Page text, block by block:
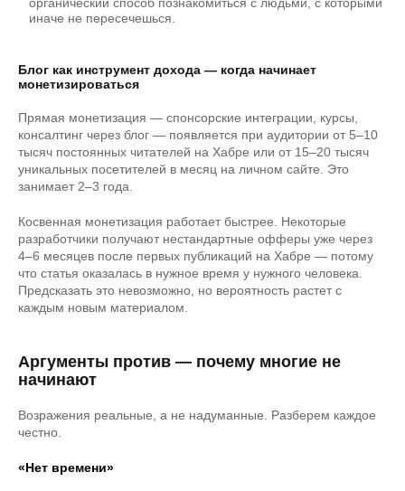
иначе не пересечешься.
Блог как инструмент дохода — когда начинает
монетизироваться
Прямая монетизация — спонсорские интеграции, курсы,
консалтинг через блог — появляется при аудитории от 5–10
тысяч постоянных читателей на Хабре или от 15–20 тысяч
уникальных посетителей в месяц на личном сайте. Это
занимает 2–3 года.
Косвенная монетизация работает быстрее. Некоторые
разработчики получают нестандартные офферы уже через
4–6 месяцев после первых публикаций на Хабре — потому
что статья оказалась в нужное время у нужного человека.
Предсказать это невозможно, но вероятность растет с
каждым новым материалом.
Аргументы против — почему многие не
начинают
Возражения реальные, а не надуманные. Разберем каждое
честно.
«Нет времени»